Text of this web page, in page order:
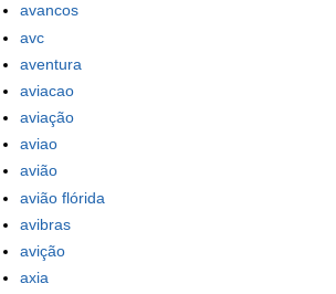
avancos
avc
aventura
aviacao
aviação
aviao
avião
avião flórida
avibras
avição
axia